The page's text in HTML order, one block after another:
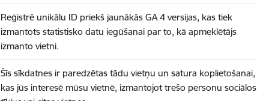
Reģistrē unikālu ID priekš jaunākās GA 4 versijas, kas tiek
izmantots statistisko datu iegūšanai par to, kā apmeklētājs
izmanto vietni.
Šīs sīkdatnes ir paredzētas tādu vietņu un satura koplietošanai,
kas jūs interesē mūsu vietnē, izmantojot trešo personu sociālos